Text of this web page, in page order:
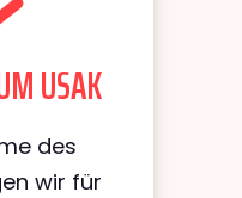
USAK
des
wir für